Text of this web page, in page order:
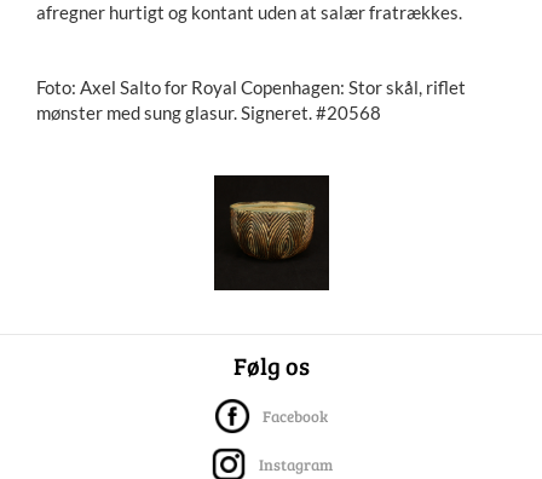
afregner hurtigt og kontant uden at salær fratrækkes.
Foto: Axel Salto for Royal Copenhagen: Stor skål, riflet
mønster med sung glasur. Signeret. #20568
Følg os
Facebook
Instagram